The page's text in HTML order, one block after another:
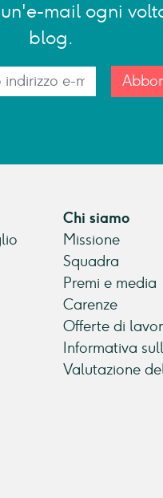
mail ogni
blog.
Chi siamo
Missione
Squadra
Premi e media
Carenze
Offerte di
Informativa
Valutazione